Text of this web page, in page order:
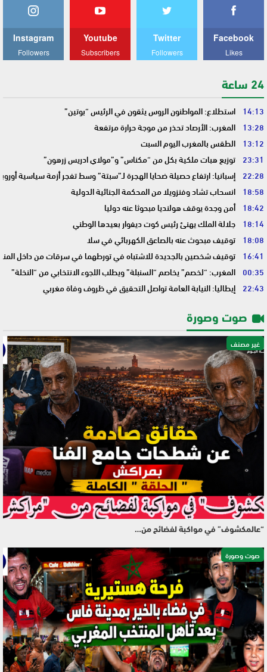
Facebook
Likes
Twitter
Followers
Youtube
Subscribers
Instagram
Followers
24 ساعة
14:13 استطلاع: المواطنون الروس يثقون في الرئيس “بوتين”
13:28 المغرب: الأرصاد تحذر من موجة حرارة مرتفعة
13:12 الطقس بالمغرب اليوم السبت
23:31 توزيع هبات ملكية بكل من “مكناس” و”مولاي ادريس زرهون”
22:28 إسبانيا: ارتفاع حصيلة ضحايا الهجرة لـ”سبتة” وسط تفجر أزمة سياسية
18:58 انسحاب تشاد وفنزويلا من المحكمة الجنائية الدولية
18:42 أمن وجدة يوقف هولنديا مبحوثا عنه دوليا
18:14 جلالة الملك يهنئ رئيس كوت ديفوار بعيدها الوطني
18:08 توقيف مبحوث عنه بالصاعق الكهربائي في سلا
16:41 توقيف شخصين بالجديدة للاشتباه في تورطهما في سرقات من داخل
00:35 المغرب: “لخصم” يخاصم “السنبلة” ويطلب اللجوء الانتخابي من “النخلة”
22:43 إيطاليا: النيابة العامة تواصل التحقيق في ظروف وفاة مغربي
صوت وصورة
غير مصنف
“عالمكشوف” في مواكبة لفضائح من…
صوت وصورة